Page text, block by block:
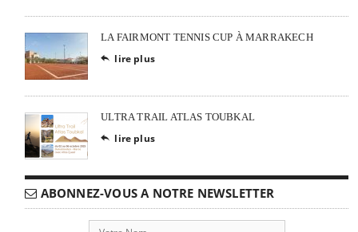
LA FAIRMONT TENNIS CUP À MARRAKECH
 lire plus
ULTRA TRAIL ATLAS TOUBKAL
 lire plus
ABONNEZ-VOUS A NOTRE NEWSLETTER